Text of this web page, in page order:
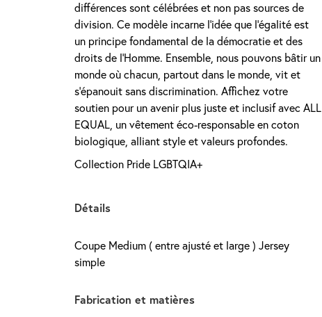
différences sont célébrées et non pas sources de
division. Ce modèle incarne l’idée que l’égalité est
un principe fondamental de la démocratie et des
droits de l’Homme. Ensemble, nous pouvons bâtir un
monde où chacun, partout dans le monde, vit et
s’épanouit sans discrimination. Affichez votre
soutien pour un avenir plus juste et inclusif avec ALL
EQUAL, un vêtement éco-responsable en coton
biologique, alliant style et valeurs profondes.
Collection Pride LGBTQIA+
Détails
Coupe Medium ( entre ajusté et large ) Jersey
simple
Fabrication et matières